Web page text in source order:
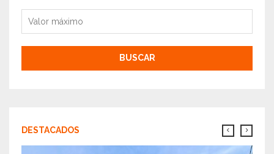
Valor máximo
BUSCAR
DESTACADOS